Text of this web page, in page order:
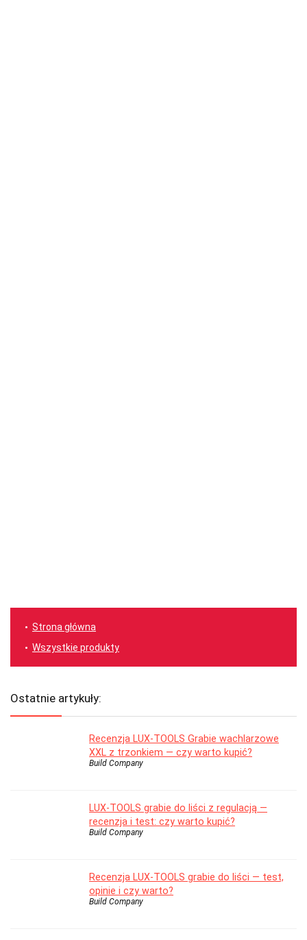
Strona główna
Wszystkie produkty
Ostatnie artykuły:
Recenzja LUX-TOOLS Grabie wachlarzowe
XXL z trzonkiem — czy warto kupić?
Build Company
LUX-TOOLS grabie do liści z regulacją —
recenzja i test: czy warto kupić?
Build Company
Recenzja LUX-TOOLS grabie do liści — test,
opinie i czy warto?
Build Company